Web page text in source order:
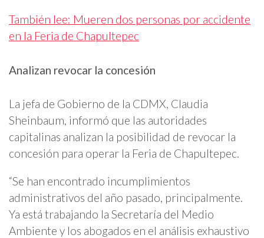
También lee: Mueren dos personas por accidente
en la Feria de Chapultepec
Analizan revocar la concesión
La jefa de Gobierno de la CDMX, Claudia
Sheinbaum, informó que las autoridades
capitalinas analizan la posibilidad de revocar la
concesión para operar la Feria de Chapultepec.
“Se han encontrado incumplimientos
administrativos del año pasado, principalmente.
Ya está trabajando la Secretaría del Medio
Ambiente y los abogados en el análisis exhaustivo